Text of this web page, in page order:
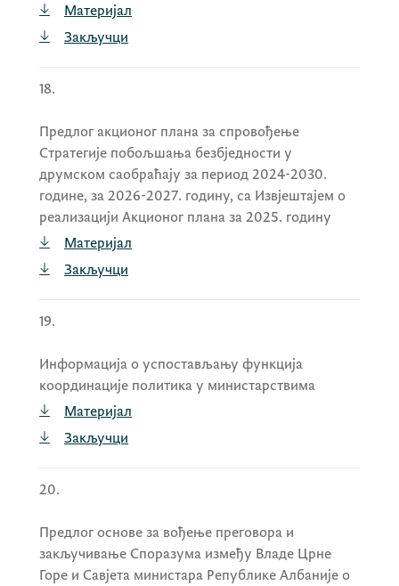
Материјал
Закључци
18.
Предлог акционог плана за спровођење
Стратегије побољшања безбједности у
друмском саобраћају за период 2024-2030.
године, за 2026-2027. годину, са Извјештајем о
реализацији Акционог плана за 2025. годину
Материјал
Закључци
19.
Информација о успостављању функција
координације политика у министарствима
Материјал
Закључци
20.
Предлог основе за вођење преговора и
закључивање Споразума између Владе Црне
Горе и Савјета министара Републике Албаније о